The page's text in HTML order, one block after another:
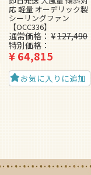
応 軽量 オーデリック製
シーリングファン
【OCC336】
通常価格 ¥127,490
特別価格
¥64,815
お気に入りに追加